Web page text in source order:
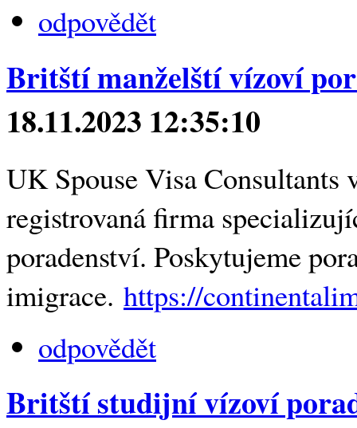
odpovědět
Britští manželští vízoví
18.11.2023 12:35:10
UK Spouse Visa
registrovaná firma
poradenství. Poskytujeme
imigrace. https://
odpovědět
Britští studijní vízoví